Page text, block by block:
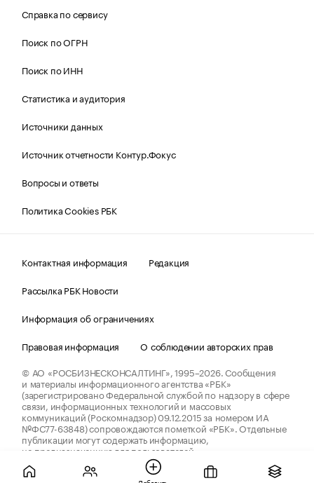
Справка по сервису
Поиск по ОГРН
Поиск по ИНН
Статистика и аудитория
Источники данных
Источник отчетности Контур.Фокус
Вопросы и ответы
Политика Cookies РБК
Контактная информация
Редакция
Рассылка РБК Новости
Информация об ограничениях
Правовая информация
О соблюдении авторских прав
© АО «РОСБИЗНЕСКОНСАЛТИНГ»,1995–2026.Сообщения
и материалы информационного агентства «РБК»
(зарегистрировано Федеральной службой по надзору в сфере
связи, информационных технологий и массовых
коммуникаций (Роскомнадзор) 09.12.2015 за номером ИА
№ФС77-63848) сопровождаются пометкой «РБК». Отдельные
публикации могут содержать информацию,
не предназначенную для пользователей
до 18 лет.
companycardsfeedback@rbc.ru